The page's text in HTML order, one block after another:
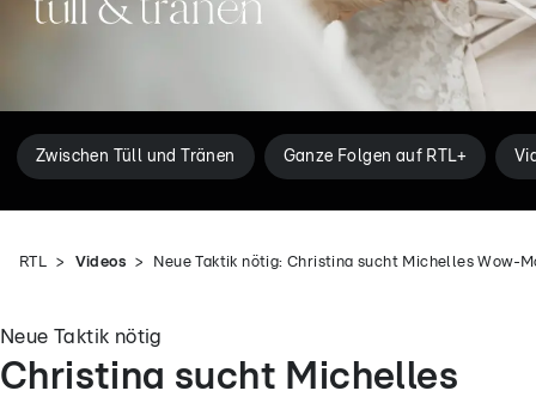
Zwischen Tüll und Tränen Ganze Folgen auf RTL+
RTL Videos Neue Taktik nötig: Christina sucht Michelles Wow-
Neue Taktik nötig
Christina sucht Michelles